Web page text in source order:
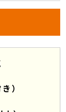
）